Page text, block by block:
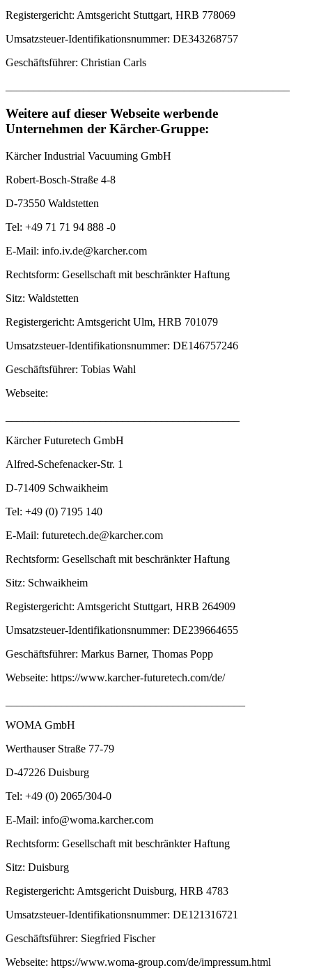
Registergericht: Amtsgericht Stuttgart, HRB 778069
Umsatzsteuer-Identifikationsnummer: DE343268757
Geschäftsführer: Christian Carls
Weitere auf dieser Webseite werbende
Unternehmen der Kärcher-Gruppe:
Kärcher Industrial Vacuuming GmbH
Robert-Bosch-Straße 4-8
D-73550 Waldstetten
Tel: +49 71 71 94 888 -0
E-Mail: info.iv.de@karcher.com
Rechtsform: Gesellschaft mit beschränkter Haftung
Sitz: Waldstetten
Registergericht: Amtsgericht Ulm, HRB 701079
Umsatzsteuer-Identifikationsnummer: DE146757246
Geschäftsführer: Tobias Wahl
Webseite:
Kärcher Futuretech GmbH
Alfred-Schefenacker-Str. 1
D-71409 Schwaikheim
Tel: +49 (0) 7195 140
E-Mail: futuretech.de@karcher.com
Rechtsform: Gesellschaft mit beschränkter Haftung
Sitz: Schwaikheim
Registergericht: Amtsgericht Stuttgart, HRB 264909
Umsatzsteuer-Identifikationsnummer: DE239664655
Geschäftsführer: Markus Barner, Thomas Popp
Webseite: https://www.karcher-futuretech.com/de/
WOMA GmbH
Werthauser Straße 77-79
D-47226 Duisburg
Tel: +49 (0) 2065/304-0
E-Mail: info@woma.karcher.com
Rechtsform: Gesellschaft mit beschränkter Haftung
Sitz: Duisburg
Registergericht: Amtsgericht Duisburg, HRB 4783
Umsatzsteuer-Identifikationsnummer: DE121316721
Geschäftsführer: Siegfried Fischer
Webseite: https://www.woma-group.com/de/impressum.html